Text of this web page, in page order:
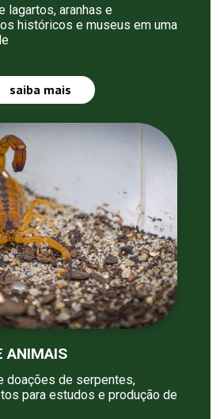
lagartos, aranhas e
históricos e museus em uma
saiba mais
ANIMAIS
doações de serpentes,
para estudos e produção de